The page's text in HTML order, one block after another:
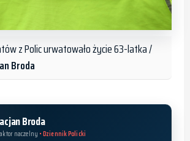
z Polic urwatowało życie 63-latka /
Broda
Broda
naczelny • Dziennik Policki